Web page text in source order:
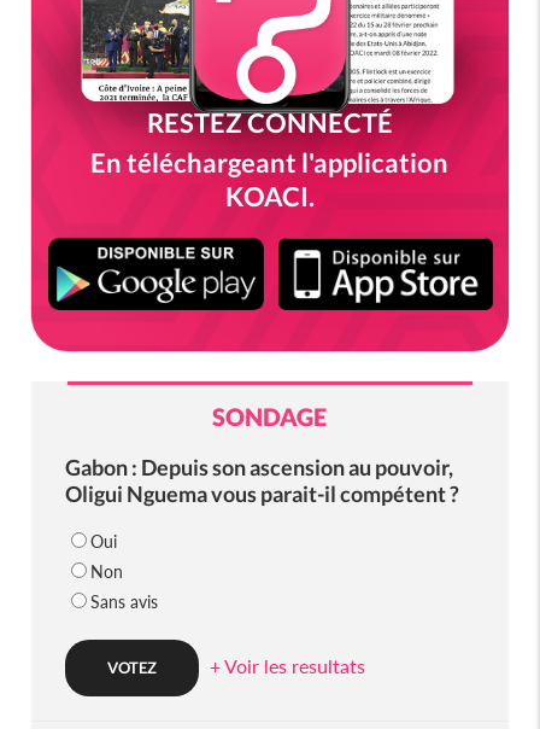
RESTEZ CONNECTÉ
En téléchargeant l'application
KOACI.
SONDAGE
Gabon : Depuis son ascension au pouvoir,
Oligui Nguema vous parait-il compétent ?
Oui
Non
Sans avis
+ Voir les resultats